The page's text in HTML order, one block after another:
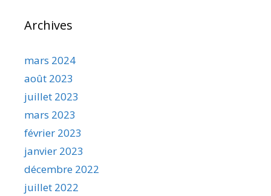
Archives
mars 2024
août 2023
juillet 2023
mars 2023
février 2023
janvier 2023
décembre 2022
juillet 2022